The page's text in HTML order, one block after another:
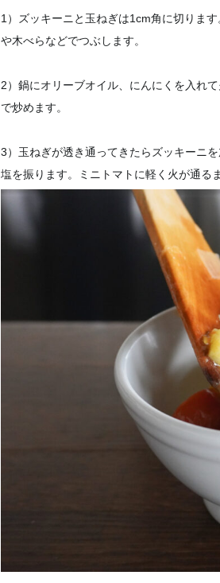
1）ズッキーニと玉ねぎは1cm角に切りま
や木べらなどでつぶします。
2）鍋にオリーブオイル、にんにくを入れ
で炒めます。
3）玉ねぎが透き通ってきたらズッキーニ
塩を振ります。ミニトマトに軽く火が通る